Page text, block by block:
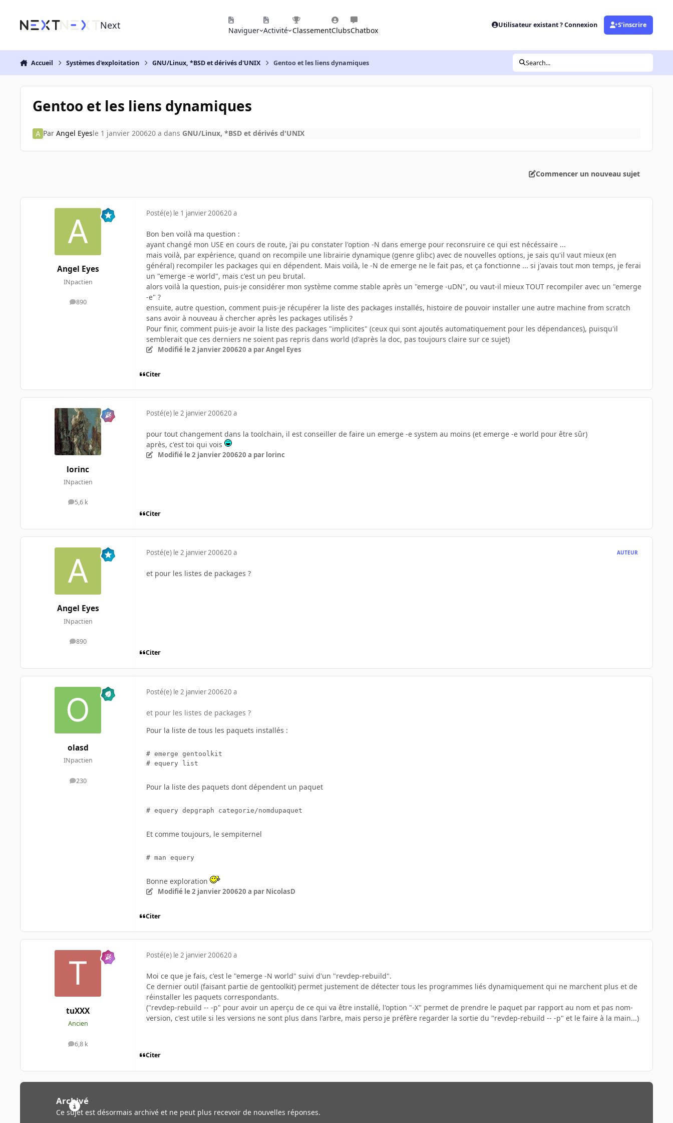
Next Naviguer Activité ClassementClubsChatbox
Utilisateur existant ? Connexion S’inscrire
Accueil Systèmes d'exploitation GNU/Linux, *BSD et dérivés d'UNIX Gentoo et les liens dynamiques Search...
Gentoo et les liens dynamiques
Par Angel Eyesle 1 janvier 200620 a dans GNU/Linux, *BSD et dérivés d'UNIX
Commencer un nouveau sujet
Angel Eyes
INpactien
890
messages
Posté(e) le 1 janvier 200620 a
Bon ben voilà ma question :
ayant changé mon USE en cours de route, j'ai pu constater l'option -N dans emerge pour reconsruire ce qui est nécéssaire ...
mais voilà, par expérience, quand on recompile une librairie dynamique (genre glibc) avec de nouvelles options, je sais qu'il vaut mieux (en
général) recompiler les packages qui en dépendent. Mais voilà, le -N de emerge ne le fait pas, et ça fonctionne ... si j'avais tout mon temps, je ferai
un "emerge -e world", mais c'est un peu brutal.
alors voilà la question, puis-je considérer mon système comme stable après un "emerge -uDN", ou vaut-il mieux TOUT recompiler avec un "emerge
-e" ?
ensuite, autre question, comment puis-je récupérer la liste des packages installés, histoire de pouvoir installer une autre machine from scratch
sans avoir à nouveau à chercher après les packages utilisés ?
Pour finir, comment puis-je avoir la liste des packages "implicites" (ceux qui sont ajoutés automatiquement pour les dépendances), puisqu'il
semblerait que ces derniers ne soient pas repris dans world (d'après la doc, pas toujours claire sur ce sujet)
Modifié le 2 janvier 200620 a par Angel Eyes
Citer
lorinc
INpactien
5,6 k
messages
Posté(e) le 2 janvier 200620 a
pour tout changement dans la toolchain, il est conseiller de faire un emerge -e system au moins (et emerge -e world pour être sûr)
après, c'est toi qui vois
Modifié le 2 janvier 200620 a par lorinc
Citer
Angel Eyes
INpactien
890
messages
Posté(e) le 2 janvier 200620 a AUTEUR
et pour les listes de packages ?
Citer
olasd
INpactien
230
messages
Posté(e) le 2 janvier 200620 a
et pour les listes de packages ?
Pour la liste de tous les paquets installés :
# emerge gentoolkit
# equery list
Pour la liste des paquets dont dépendent un paquet
# equery depgraph categorie/nomdupaquet
Et comme toujours, le sempiternel
# man equery
Bonne exploration
Modifié le 2 janvier 200620 a par NicolasD
Citer
tuXXX
Ancien
6,8 k
messages
Posté(e) le 2 janvier 200620 a
Moi ce que je fais, c'est le "emerge -N world" suivi d'un "revdep-rebuild".
Ce dernier outil (faisant partie de gentoolkit) permet justement de détecter tous les programmes liés dynamiquement qui ne marchent plus et de
réinstaller les paquets correspondants.
("revdep-rebuild -- -p" pour avoir un aperçu de ce qui va être installé, l'option "-X" permet de prendre le paquet par rapport au nom et pas nom-
version, c'est utile si les versions ne sont plus dans l'arbre, mais perso je préfère regarder la sortie du "revdep-rebuild -- -p" et le faire à la main...)
Citer
Archivé
Ce sujet est désormais archivé et ne peut plus recevoir de nouvelles réponses.